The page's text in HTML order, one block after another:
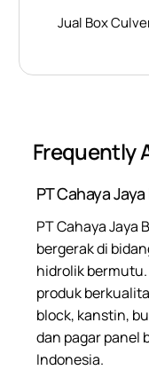
Jual Box
Frequently
PT Cahaya
PT Cahaya Jaya
bergerak di
hidrolik
produk
block, kanstin,
dan pagar panel
Indonesia.